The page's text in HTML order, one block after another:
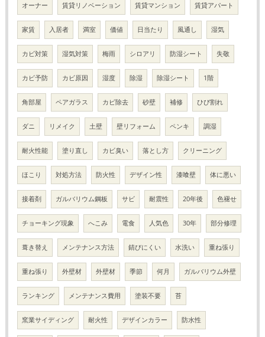
オーナー 賃貸リノベーション 賃貸マンション 賃貸アパート
家賃 入居者 満室 価値 日当たり 風通し 湿気
カビ対策 湿気対策 梅雨 シロアリ 防湿シート 失敬
カビ予防 カビ原因 湿度 除湿 除湿シート 1階
角部屋 ペアガラス カビ除去 砂壁 補修 ひび割れ
ダニ リメイク 土壁 壁リフォーム ペンキ 調湿
耐火性能 塗り直し カビ臭い 落とし方 クリーニング
ほこり 対処方法 防火性 デザイン性 漆喰壁 体に悪い
接着剤 ガルバリウム鋼板 サビ 耐震性 20年後 色褪せ
チョーキング現象 へこみ 電食 人気色 30年 部分修理
葺き替え メンテナンス方法 錆びにくい 水洗い 重ね張り
重ね張り 外壁材 外壁材 季節 何月 ガルバリウム外壁
ランキング メンテナンス費用 塗装不要 苔
窯業サイディング 耐火性 デザインカラー 防水性